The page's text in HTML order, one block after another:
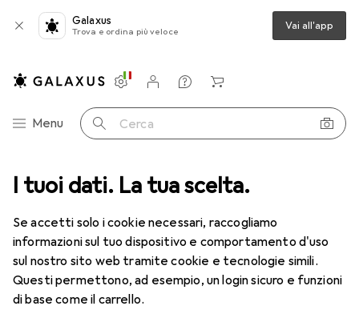
I tuoi dati. La tua scelta.
Se accetti solo i cookie necessari, raccogliamo
informazioni sul tuo dispositivo e comportamento d'uso
sul nostro sito web tramite cookie e tecnologie simili.
Questi permettono, ad esempio, un login sicuro e funzioni
di base come il carrello.
Galaxus
Trova e ordina più veloce Vai all'app
Categoria Navigazione
Menu Cerca
Impostazioni
Conto cliente
Liste di confronto
Liste dei desideri
Carrello
Lenti a contatto Air Optix più HydraGlyde per l'astigmatismo
1 Immagine
Air Optix più HydraGlyde per
EUR
53,58 EUR
8,93/1pz.